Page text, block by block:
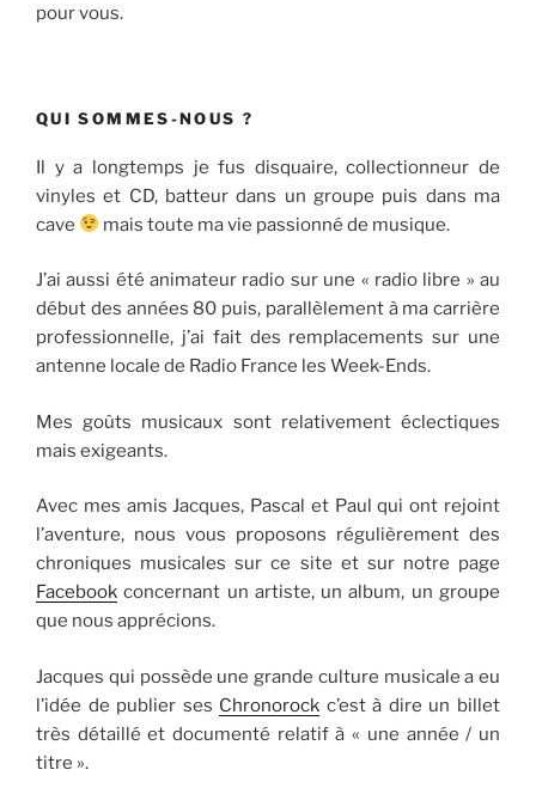
pour vous.
QUI SOMMES-NOUS ?
Il y a longtemps je fus disquaire, collectionneur de
vinyles et CD, batteur dans un groupe puis dans ma
cave
mais toute ma vie passionné de musique.
J’ai aussi été animateur radio sur une « radio libre » au
début des années 80 puis, parallèlement à ma carrière
professionnelle, j’ai fait des remplacements sur une
antenne locale de Radio France les Week-Ends.
Mes goûts musicaux sont relativement éclectiques
mais exigeants.
Avec mes amis Jacques, Pascal et Paul qui ont rejoint
l’aventure, nous vous proposons régulièrement des
chroniques musicales sur ce site et sur notre page
Facebook concernant un artiste, un album, un groupe
que nous apprécions.
Jacques qui possède une grande culture musicale a eu
l’idée de publier ses Chronorock c’est à dire un billet
très détaillé et documenté relatif à « une année / un
titre ».